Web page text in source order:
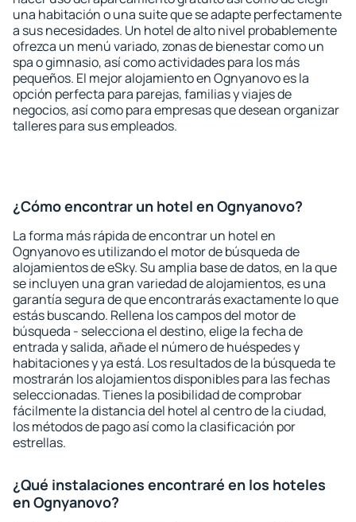
una habitación o una suite que se adapte perfectamente
a sus necesidades. Un hotel de alto nivel probablemente
ofrezca un menú variado, zonas de bienestar como un
spa o gimnasio, así como actividades para los más
pequeños. El mejor alojamiento en Ognyanovo es la
opción perfecta para parejas, familias y viajes de
negocios, así como para empresas que desean organizar
talleres para sus empleados.
¿Cómo encontrar un hotel en Ognyanovo?
La forma más rápida de encontrar un hotel en
Ognyanovo es utilizando el motor de búsqueda de
alojamientos de eSky. Su amplia base de datos, en la que
se incluyen una gran variedad de alojamientos, es una
garantía segura de que encontrarás exactamente lo que
estás buscando. Rellena los campos del motor de
búsqueda - selecciona el destino, elige la fecha de
entrada y salida, añade el número de huéspedes y
habitaciones y ya está. Los resultados de la búsqueda te
mostrarán los alojamientos disponibles para las fechas
seleccionadas. Tienes la posibilidad de comprobar
fácilmente la distancia del hotel al centro de la ciudad,
los métodos de pago así como la clasificación por
estrellas.
¿Qué instalaciones encontraré en los hoteles
en Ognyanovo?